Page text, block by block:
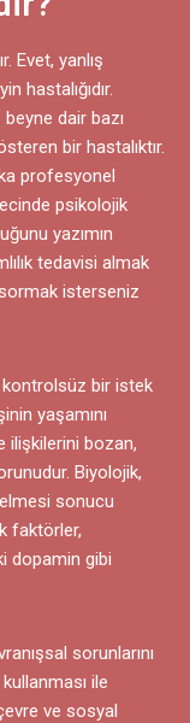
Evet, yanlış
hastalığıdır.
dair bazı
bir hastalıktır.
profesyonel
psikolojik
yazımın
tedavisi almak
isterseniz
kontrolsüz bir istek
yaşamını
ilişkilerini bozan,
Biyolojik,
sonucu
faktörler,
dopamin gibi
sorunlarını
ile
ve sosyal